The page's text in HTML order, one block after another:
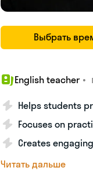
Выбрать
English teacher •
Helps students
Focuses on
Creates
Читать дальше